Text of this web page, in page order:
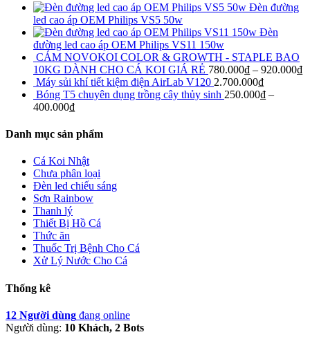
Đèn đường
led cao áp OEM Philips VS5 50w
Đèn
đường led cao áp OEM Philips VS11 150w
CÁM NOVOKOI COLOR & GROWTH - STAPLE BAO
10KG DÀNH CHO CÁ KOI GIÁ RẺ 780.000₫ – 920.000₫
Máy sủi khí tiết kiệm điện AirLab V120 2.700.000₫
Bóng T5 chuyên dụng trồng cây thủy sinh 250.000₫ –
400.000₫
Danh mục sản phẩm
Cá Koi Nhật
Chưa phân loại
Đèn led chiếu sáng
Sơn Rainbow
Thanh lý
Thiết Bị Hồ Cá
Thức ăn
Thuốc Trị Bệnh Cho Cá
Xử Lý Nước Cho Cá
Thống kê
12 Người dùng đang online
Người dùng: 10 Khách, 2 Bots